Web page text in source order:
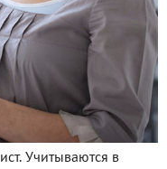
Учитываются в